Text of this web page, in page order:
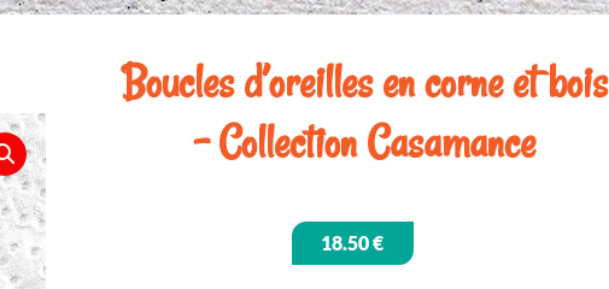
Boucles d’oreilles en corne et bois
– Collection Casamance
18.50€